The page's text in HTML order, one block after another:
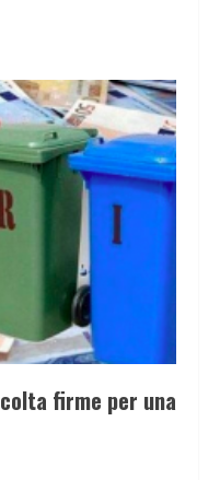
firme per una